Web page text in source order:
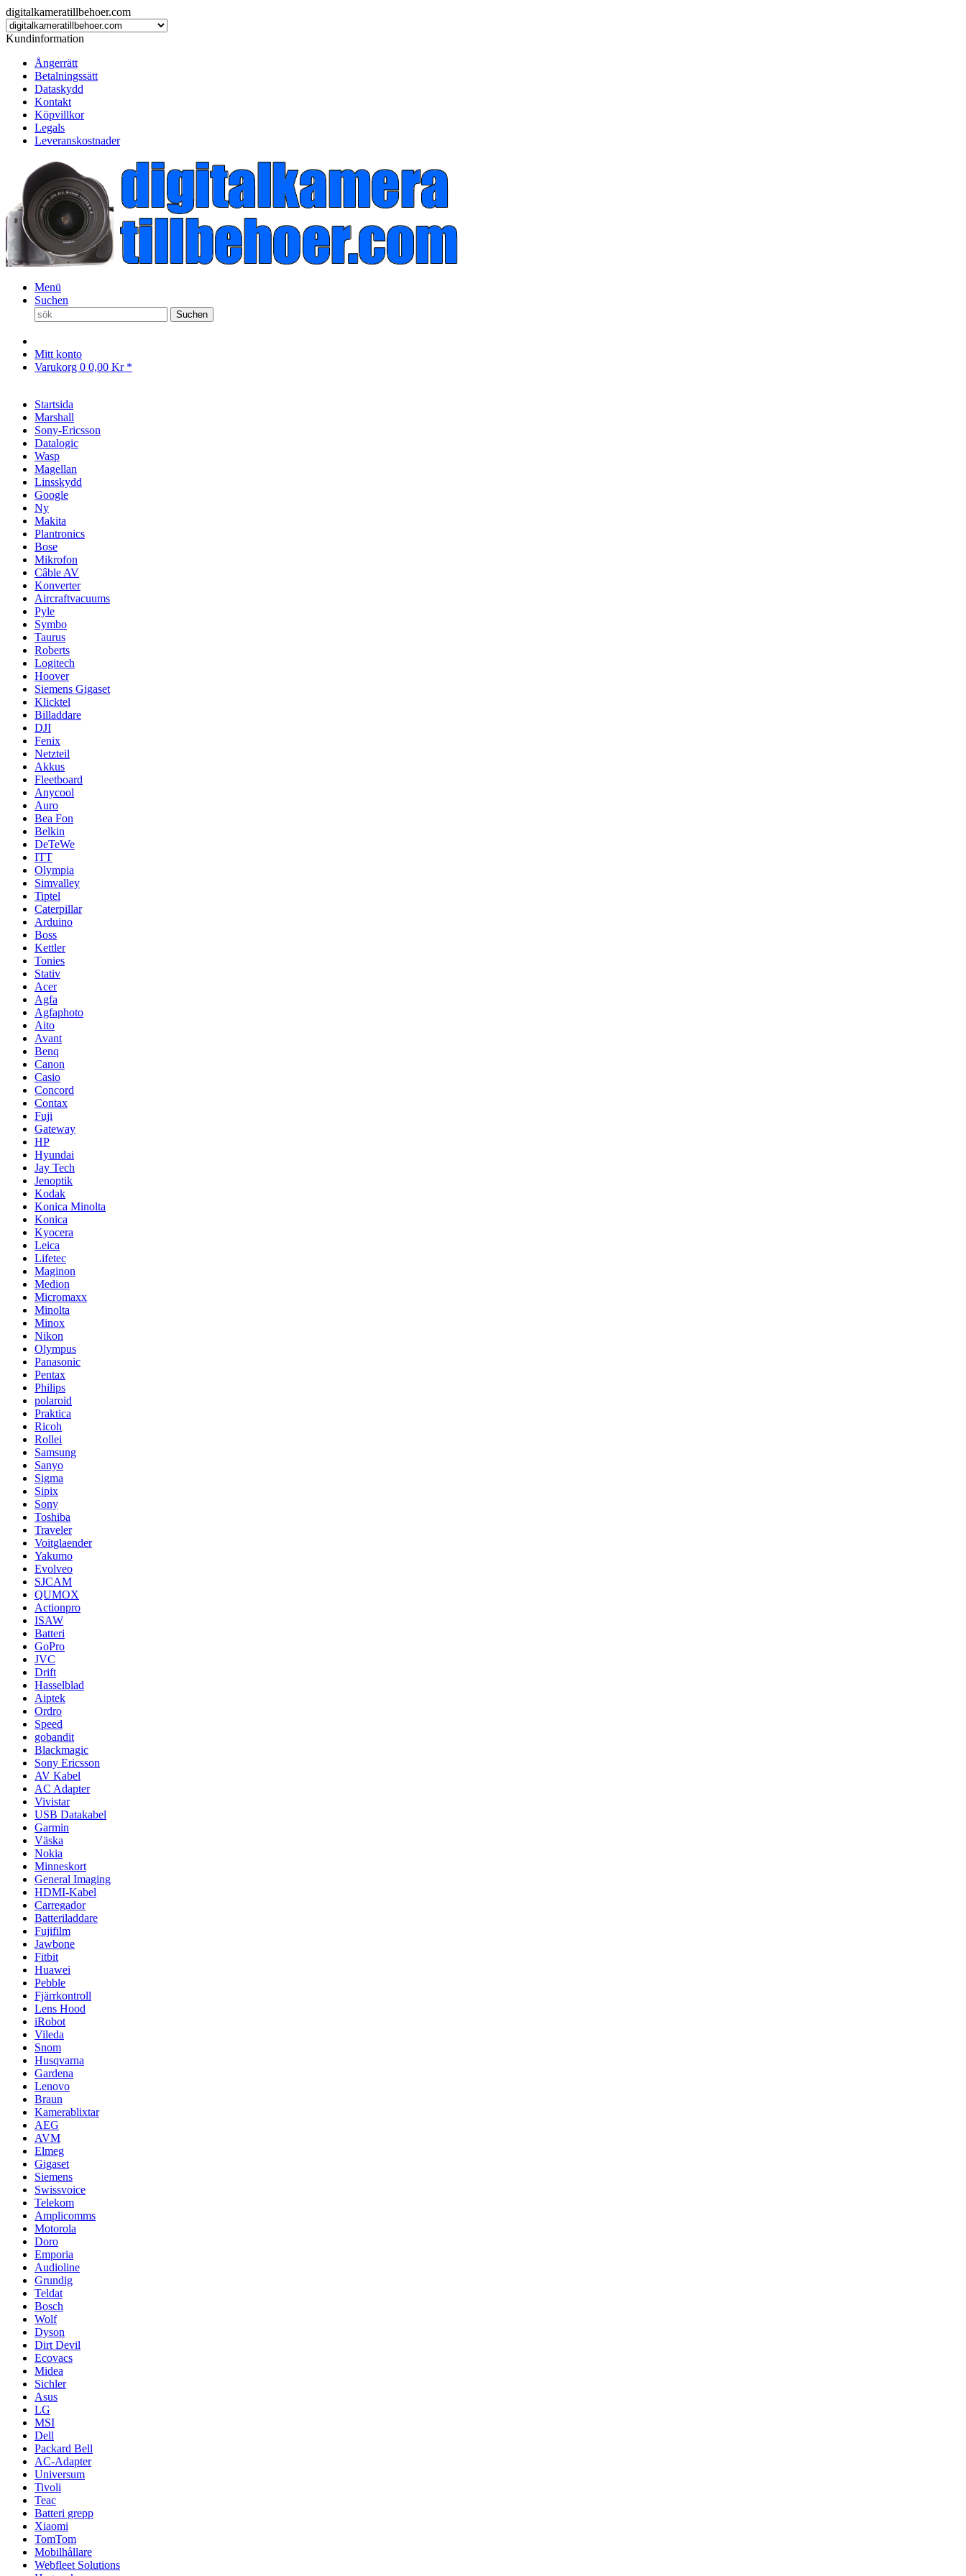
digitalkameratillbehoer.com
Kundinformation
Ångerrätt
Betalningssätt
Dataskydd
Kontakt
Köpvillkor
Legals
Leveranskostnader
Menü
Suchen
Suchen
Mitt konto
Varukorg 0 0,00 Kr *
Startsida
Marshall
Sony-Ericsson
Datalogic
Wasp
Magellan
Linsskydd
Google
Ny
Makita
Plantronics
Bose
Mikrofon
Câble AV
Konverter
Aircraftvacuums
Pyle
Symbo
Taurus
Roberts
Logitech
Hoover
Siemens Gigaset
Klicktel
Billaddare
DJI
Fenix
Netzteil
Akkus
Fleetboard
Anycool
Auro
Bea Fon
Belkin
DeTeWe
ITT
Olympia
Simvalley
Tiptel
Caterpillar
Arduino
Boss
Kettler
Tonies
Stativ
Acer
Agfa
Agfaphoto
Aito
Avant
Benq
Canon
Casio
Concord
Contax
Fuji
Gateway
HP
Hyundai
Jay Tech
Jenoptik
Kodak
Konica Minolta
Konica
Kyocera
Leica
Lifetec
Maginon
Medion
Micromaxx
Minolta
Minox
Nikon
Olympus
Panasonic
Pentax
Philips
polaroid
Praktica
Ricoh
Rollei
Samsung
Sanyo
Sigma
Sipix
Sony
Toshiba
Traveler
Voitglaender
Yakumo
Evolveo
SJCAM
QUMOX
Actionpro
ISAW
Batteri
GoPro
JVC
Drift
Hasselblad
Aiptek
Ordro
Speed
gobandit
Blackmagic
Sony Ericsson
AV Kabel
AC Adapter
Vivistar
USB Datakabel
Garmin
Väska
Nokia
Minneskort
General Imaging
HDMI-Kabel
Carregador
Batteriladdare
Fujifilm
Jawbone
Fitbit
Huawei
Pebble
Fjärrkontroll
Lens Hood
iRobot
Vileda
Snom
Husqvarna
Gardena
Lenovo
Braun
Kamerablixtar
AEG
AVM
Elmeg
Gigaset
Siemens
Swissvoice
Telekom
Amplicomms
Motorola
Doro
Emporia
Audioline
Grundig
Teldat
Bosch
Wolf
Dyson
Dirt Devil
Ecovacs
Midea
Sichler
Asus
LG
MSI
Dell
Packard Bell
AC-Adapter
Universum
Tivoli
Teac
Batteri grepp
Xiaomi
TomTom
Mobilhållare
Webfleet Solutions